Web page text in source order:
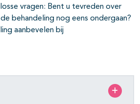
vragen: Bent u tevreden over
behandeling nog eens ondergaan?
aanbevelen bij